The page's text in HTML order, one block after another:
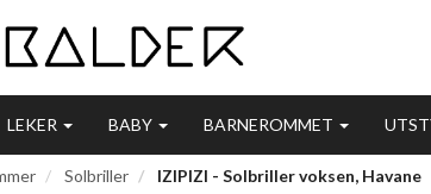
LEKER BABY BARNEROMMET
Solbriller IZIPIZI - Solbriller voksen, Havane